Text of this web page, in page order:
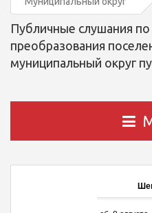
Публичные слушания по
преобразования
муниципальный округ